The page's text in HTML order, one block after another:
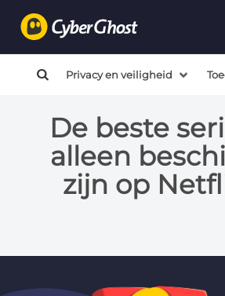
Privacy en veiligheid
De beste
alleen
zijn op